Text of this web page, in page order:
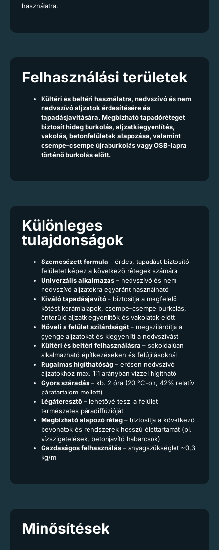
használatra.
Felhasználási területek
Kültéri és beltéri használatra, nedvszívó és nem
nedvszívó aljzatok érdesítésére és
tapadásjavítására. Megbízható tapadóréteget
biztosít hideg burkolás, aljzatkiegyenlítés,
vakolás, betonfelületek alapozása, valamint
csempe–csempe újraburkolás vagy OSB-lapra
történő burkolás előtt.
Különleges
tulajdonságok
Szemcsézett formula – érdes, tapadást biztosító
felületet képez a következő rétegek számára
Univerzális alkalmazás– nedvszívó és nem
nedvszívó aljzatokra egyaránt használható
Kiváló tapadásjavító– biztosítja a megfelelő
kötést kerámialapok, csempe–csempe burkolás,
önterülő aljzatkiegyenlítők és vakolatok előtt
Növeli a felület szilárdságát– megszilárdítja a
gyenge aljzatokat és kiegyenlíti a nedvszívást
Kültéri és beltéri felhasználásra – sokoldalúan
alkalmazható építkezéseken és felújításoknál
Rugalmas hígíthatóság– erősen nedvszívó
aljzatokhoz max. 1:1 arányban vízzel hígítható
Gyors száradás– kb. 2 óra (20 °C-on, 42% relatív
páratartalom mellett)
Légáteresztő– lehetővé teszi a felület
természetes páradiffúzióját
Megbízható alapozó réteg– biztosítja a következő
bevonatok és rendszerek hosszú élettartamát (pl.
vízszigetelések, betonjavító habarcsok)
Gazdaságos felhasználás– anyagszükséglet ~0,3
kg/m
Minősítések